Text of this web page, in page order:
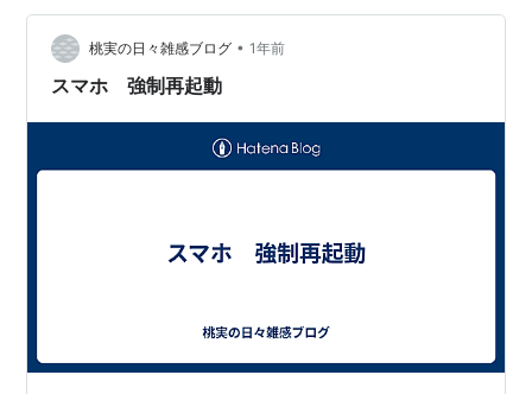
言えないみたいですが… スマホが電波を常に探して掴み
にくいためか、どんどんバッテリーが減って行きます。
回線はガラ携時代からauです。 …
桃実の日々雑感ブログ • 1年前
スマホ 強制再起動